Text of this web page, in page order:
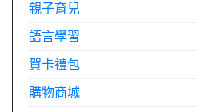
親子育兒
語言學習
賀卡禮包
購物商城